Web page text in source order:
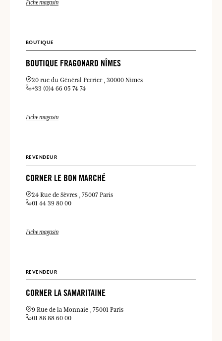
Fiche magasin
BOUTIQUE
BOUTIQUE FRAGONARD NÎMES
20 rue du Général Perrier 30000 Nimes
+33 (0)4 66 05 74 74
Fiche magasin
REVENDEUR
CORNER LE BON MARCHÉ
24 Rue de Sèvres
75007 Paris
01 44 39 80 00
Fiche magasin
REVENDEUR
CORNER LA SAMARITAINE
9 Rue de la Monnaie
75001 Paris
01 88 88 60 00